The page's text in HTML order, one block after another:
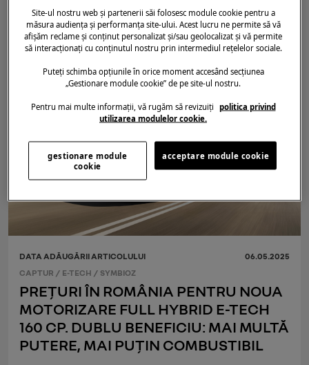
GPL. ECONOMIE ȘI ECOLOGIE,
PENTRU AUTONOMIE ȘI MAI MARE
DATA ADĂUGĂRII ARTICOLULUI
06.05.2025
CAPTUR / E-TECH / SYMBIOZ
PREȚURI ÎN ROMÂNIA PENTRU NOUA
MOTORIZARE FULL HYBRID E-TECH
160 CP. DUBLU BENEFICIU: MAI MULTĂ
PUTERE, MAI PUȚIN COMBUSTIBIL
Site-ul nostru web și partenerii săi folosesc module cookie pentru a
măsura audiența și performanța site-ului. Acest lucru ne permite să vă
afișăm reclame și conținut personalizat și/sau geolocalizat și vă permite
să interacționați cu conținutul nostru prin intermediul rețelelor sociale.
Puteți schimba opțiunile în orice moment accesând secțiunea
„Gestionare module cookie” de pe site-ul nostru.
Pentru mai multe informații, vă rugăm să revizuiți politica privind
utilizarea modulelor cookie.
acceptare module cookie
gestionare module
cookie